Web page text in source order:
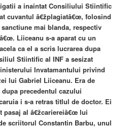
a inaintat Consiliului Stiintific
cuvantul â€žplagiatâ€œ, folosind
mai blanda, respectiv
Liiceanu s-a aparat cu un
ca el a scris lucrarea dupa
Stiintific al INF a sesizat
Invatamantului privind
lui Gabriel Liiceanu. Era de
precedentul cazului
i s-a retras titlul de doctor. Ei
pasaj al â€žcariereiâ€œ lui
scriitorul Constantin Barbu, unul